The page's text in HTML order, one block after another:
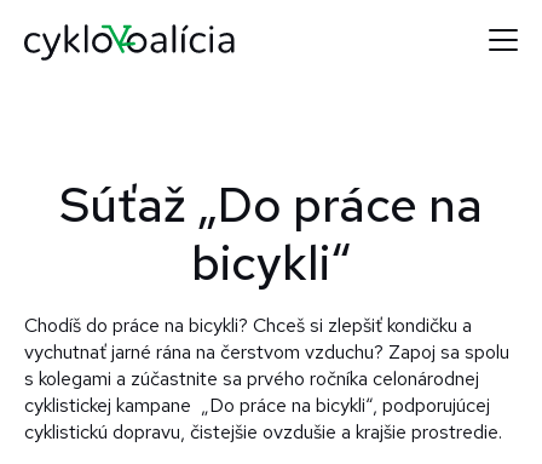
Súťaž „Do práce na
bicykli“
Chodíš do práce na bicykli? Chceš si zlepšiť kondičku a
vychutnať jarné rána na čerstvom vzduchu? Zapoj sa spolu
s kolegami a zúčastnite sa prvého ročníka celonárodnej
cyklistickej kampane „Do práce na bicykli“, podporujúcej
cyklistickú dopravu, čistejšie ovzdušie a krajšie prostredie.